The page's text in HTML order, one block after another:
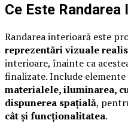
Ce Este Randarea
Randarea interioară este
reprezentări vizuale
interioare, înainte ca
finalizate. Include
materialele, iluminarea,
dispunerea spațială,
cât și funcționalitatea.